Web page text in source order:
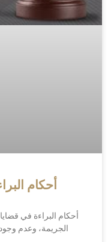
أحكام
أحكام البراءة في
الجريمة، وعدم